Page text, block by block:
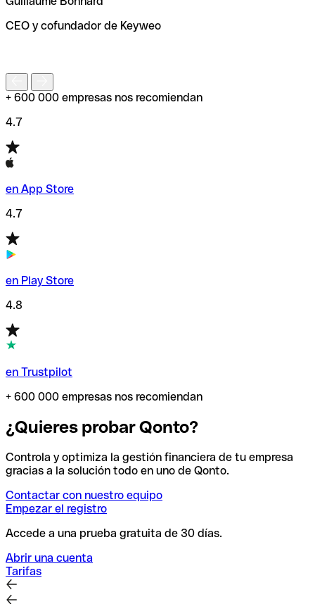
de enviar tu transferencia.
CEO y cofundador de Keyweo
+ 600 000 empresas nos recomiendan
4.7
en App Store
4.7
en Play Store
4.8
en Trustpilot
+ 600 000 empresas nos recomiendan
¿Quieres probar Qonto?
Controla y optimiza la gestión financiera de tu empresa
gracias a la solución todo en uno de Qonto.
Contactar con nuestro equipo
Empezar el registro
Accede a una prueba gratuita de 30 días.
Abrir una cuenta
Tarifas